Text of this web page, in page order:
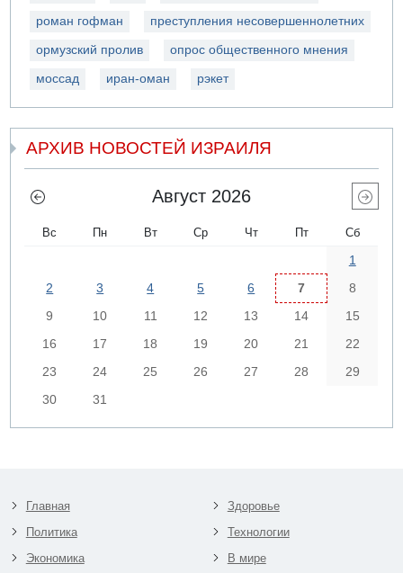
роман гофман преступления несовершеннолетних
ормузский пролив опрос общественного мнения
моссад иран-оман рэкет
АРХИВ НОВОСТЕЙ ИЗРАИЛЯ
Август 2026
Вс Пн Вт Ср Чт Пт Сб
1
2
3 4 5 6 7
8
9
10 11 12 13 14
15
16
17 18 19 20 21
22
23
24 25 26 27 28
29
30
31
Главная
Политика
Экономика
Здоровье
Технологии
В мире